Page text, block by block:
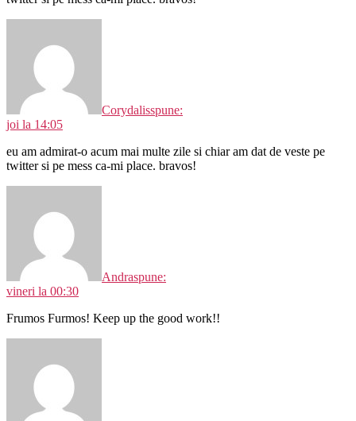
Corydalisspune:
joi la 14:05
eu am admirat-o acum mai multe zile si chiar am dat de veste pe
twitter si pe mess ca-mi place. bravos!
Andraspune:
vineri la 00:30
Frumos Furmos! Keep up the good work!!